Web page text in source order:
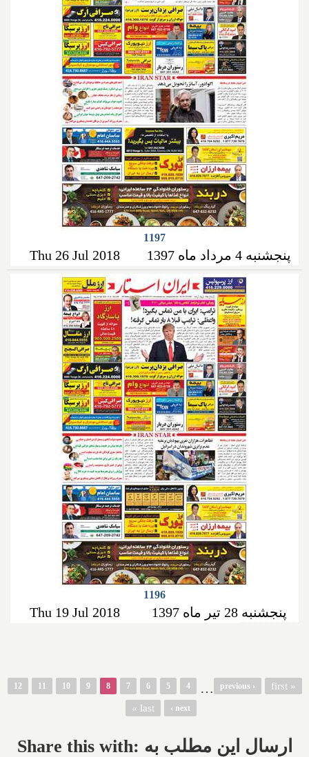
1197
پنجشنبه 4 مرداد ماه 1397 Thu 26 Jul 2018
1196
پنجشنبه 28 تیر ماه 1397 Thu 19 Jul 2018
« first
‹ previous
…
4
5
6
7
8
9
10
11
12
next ›
last »
Share this with: ارسال این مطلب به